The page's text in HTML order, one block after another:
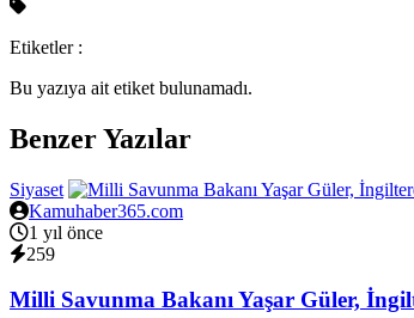
Etiketler :
Bu yazıya ait etiket bulunamadı.
Benzer Yazılar
Siyaset
Kamuhaber365.com
1 yıl önce
259
Milli Savunma Bakanı Yaşar Güler,